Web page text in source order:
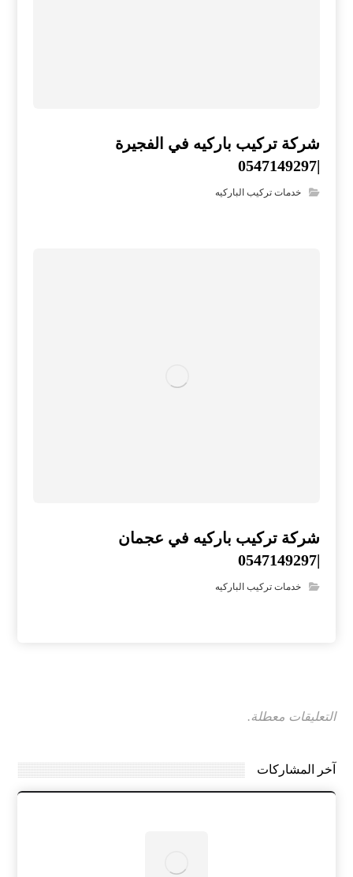
شركة تركيب باركيه في الفجيرة
|0547149297
خدمات تركيب الباركيه
شركة تركيب باركيه في عجمان
|0547149297
خدمات تركيب الباركيه
التعليقات معطلة.
آخر المشاركات